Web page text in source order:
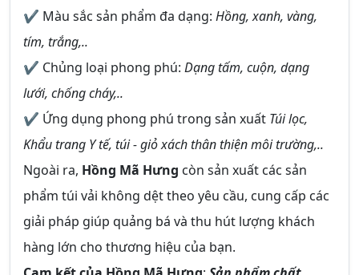
✔ Màu sắc sản phẩm đa dạng: Hồng, xanh, vàng,
tím, trắng,..
✔ Chủng loại phong phú: Dạng tấm, cuộn, dạng
lưới, chống cháy,..
✔ Ứng dụng phong phú trong sản xuất Túi lọc,
Khẩu trang Y tế, túi - giỏ xách thân thiện môi trường,..
Ngoài ra, Hồng Mã Hưng còn sản xuất các sản
phẩm túi vải không dệt theo yêu cầu, cung cấp các
giải pháp giúp quảng bá và thu hút lượng khách
hàng lớn cho thương hiệu của bạn.